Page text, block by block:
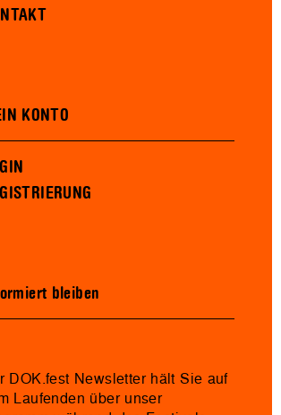
KONTO
bleiben
DOK.fest Newsletter hält Sie auf
Laufenden über unser